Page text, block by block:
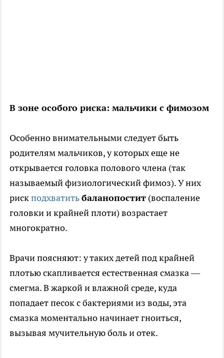
В зоне особого риска: мальчики с фимозом
Особенно внимательными следует быть
родителям мальчиков, у которых еще не
открывается головка полового члена (так
называемый физиологический фимоз). У них
рискподхватитьбаланопостит (воспаление
головки и крайней плоти) возрастает
многократно.
Врачи поясняют: у таких детей под крайней
плотью скапливается естественная смазка —
смегма. В жаркой и влажной среде, куда
попадает песок с бактериями из воды, эта
смазка моментально начинает гноиться,
вызывая мучительную боль и отек.